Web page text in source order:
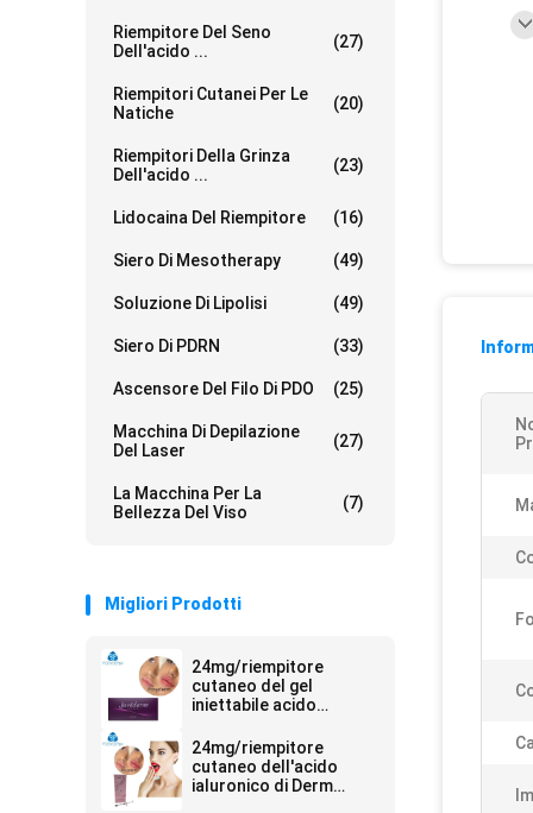
Riempitore Del Seno
Dell'acido ...
(27)
Riempitori Cutanei Per Le
Natiche
(20)
Riempitori Della Grinza
Dell'acido ...
(23)
Lidocaina Del Riempitore (16)
Siero Di Mesotherapy (49)
Soluzione Di Lipolisi (49)
Siero Di PDRN (33)
Ascensore Del Filo Di PDO (25)
Macchina Di Depilazione
Del Laser
(27)
La Macchina Per La
Bellezza Del Viso
(7)
Migliori Prodotti
24mg/riempitore
cutaneo del gel
iniettabile acido
per le labbra 2*1ml
24mg/riempitore
cutaneo dell'acido
ialuronico di Derm